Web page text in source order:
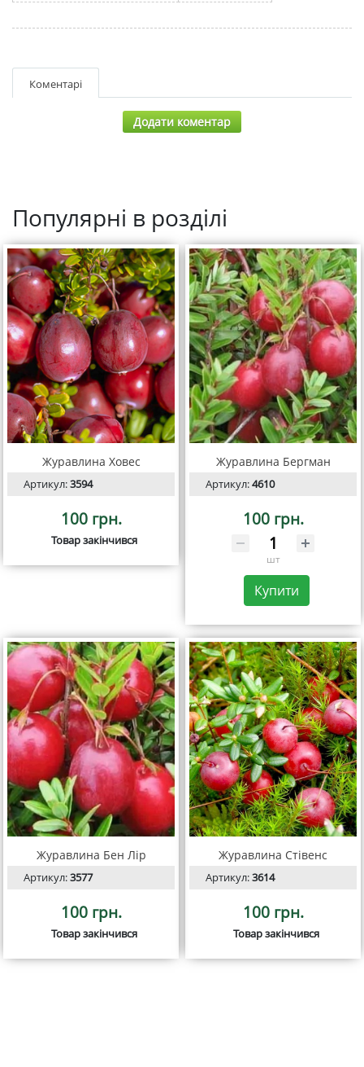
Коментарі
Додати коментар
Популярні в розділі
Журавлина Ховес
Артикул:3594
100 грн.
Товар закінчився
Журавлина Бергман
Артикул:4610
100 грн.
шт
Купити
Журавлина Бен Лір
Артикул:3577
100 грн.
Товар закінчився
Журавлина Стівенс
Артикул:3614
100 грн.
Товар закінчився